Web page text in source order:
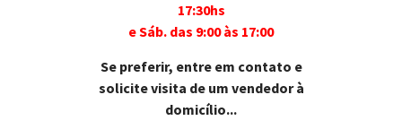
17:30hs
e Sáb. das 9:00 às 17:00
Se preferir, entre em contato e
solicite visita de um vendedor à
domicílio...